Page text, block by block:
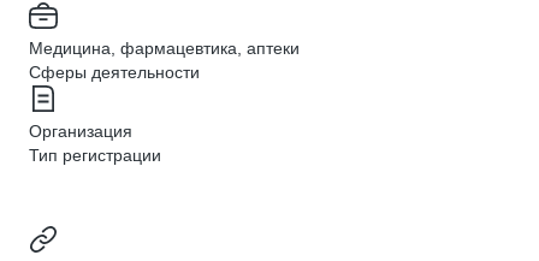
Медицина, фармацевтика, аптеки
Сферы деятельности
Организация
Тип регистрации